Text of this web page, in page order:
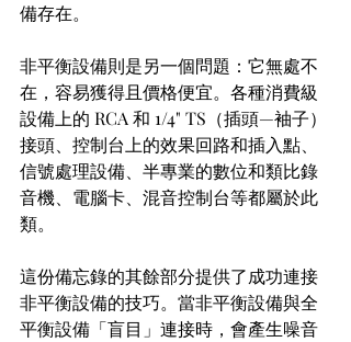
備存在。
非平衡設備則是另一個問題：它無處不
在，容易獲得且價格便宜。各種消費級
設備上的 RCA 和 1/4" TS（插頭—袖子）
接頭、控制台上的效果回路和插入點、
信號處理設備、半專業的數位和類比錄
音機、電腦卡、混音控制台等都屬於此
類。
這份備忘錄的其餘部分提供了成功連接
非平衡設備的技巧。當非平衡設備與全
平衡設備「盲目」連接時，會產生噪音